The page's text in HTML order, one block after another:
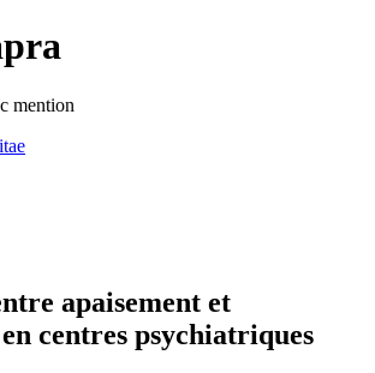
mention
apaisement et
centres psychiatriques